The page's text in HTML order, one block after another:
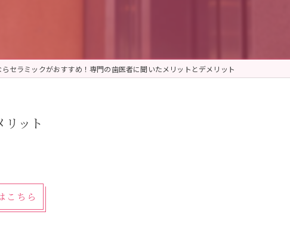
セラミックがおすすめ！専門の歯医者に聞いたメリットとデメリット
ット
こちら